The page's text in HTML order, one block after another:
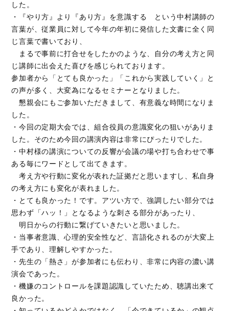
した。
・『やり方』より『あり方』を意識する という中村講師の
言葉が、従業員に対して今年の年初に発信した文書に全く同
じ言葉で書いており、
まるで事前に打合せをしたかのような、自分の考え方と同
じ講師に出会えた喜びを感じられております。
参加者から「とても良かった」「これから実践していく」と
の声が多く、大変為になるセミナーとなりました。
懇親会にもご参加いただきまして、有意義な時間になりま
した。
・今回の定期大会では、組合役員の意識変化の狙いがありま
した。そのため今回の講演内容は非常にぴったりでした。
・中村様の講演についての反響が会議の場や打ち合わせで事
ある毎にワードとして出てきます。
考え方や行動に変化が表れた証拠だと思いますし、私自身
の考え方にも変化が表れました。
・とても良かった！です。アツい方で、強調したい部分では
思わず「ハッ！」となるような刺さる部分があったり、
明日からの行動に繋げていきたいと思いました。
・当事者意識、心理的安全性など、言語化されるのが大変上
手であり、理解しやすかった。
・先生の「熱さ」が参加者にも伝わり、非常に内容の濃い講
演会であった。
・機嫌のコントロールを課題認識していたため、聴講出来て
良かった。